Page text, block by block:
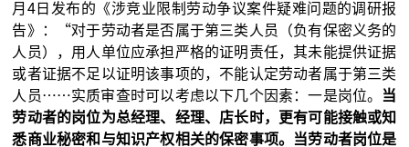
月4日发布的《涉竞业限制劳动争议案件疑难问题的调研报
告》：“对于劳动者是否属于第三类人员（负有保密义务的
人员），用人单位应承担严格的证明责任，其未能提供证据
或者证据不足以证明该事项的，不能认定劳动者属于第三类
人员……实质审查时可以考虑以下几个因素：一是岗位。 当
劳动者的岗位为总经理、经理、店长时，更有可能接触或知
悉商业秘密和与知识产权相关的保密事项。当劳动者岗位是